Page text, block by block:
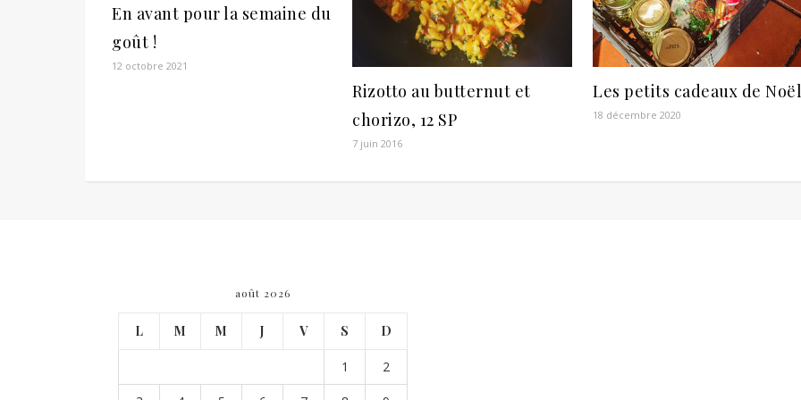
En avant pour la semaine du
goût !
12 octobre 2021
Rizotto au butternut et
chorizo, 12 SP
7 juin 2016
Les petits cadeaux de Noël
18 décembre 2020
août 2026
L M M J V S D
1 2